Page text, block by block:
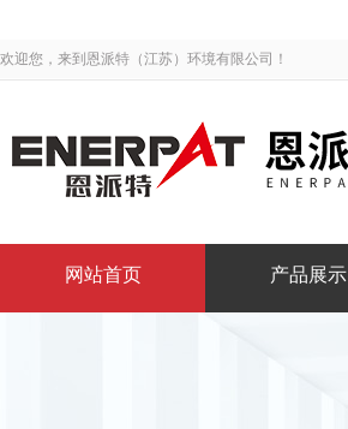
欢迎您，来到恩派特（江苏）环境有限公司！
网站首页 产品展示